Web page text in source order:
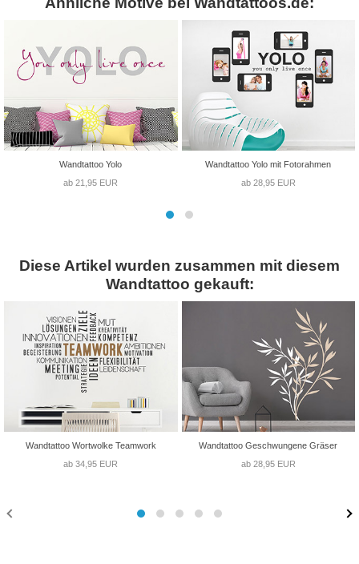
Wandtattoo Yolo
ab 21,95 EUR
Wandtattoo Yolo mit Fotorahmen
ab 28,95 EUR
Diese Artikel wurden zusammen mit diesem
Wandtattoo gekauft:
Wandtattoo Wortwolke Teamwork
ab 34,95 EUR
Wandtattoo Geschwungene Gräser
ab 28,95 EUR